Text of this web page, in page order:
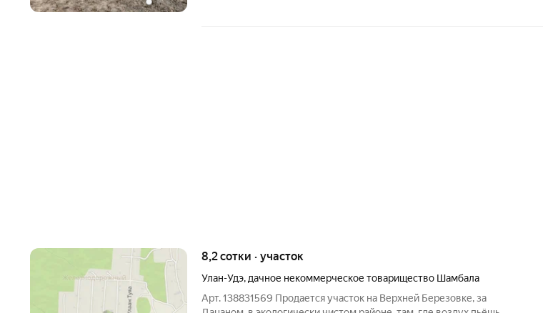
8,2 сотки · участок
Улан-Удэ, дачное некоммерческое товарищество Шамбала
Арт. 138831569 Продается участок на Верхней Березовке, за